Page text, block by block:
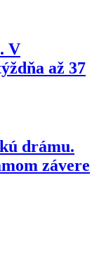
V
až 37
drámu.
závere